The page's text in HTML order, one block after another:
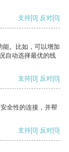
支持[0] 反对[0]
能。比如，可以增加
自动选择最优的线
支持[0] 反对[0]
全性的连接，并帮
支持[0] 反对[0]